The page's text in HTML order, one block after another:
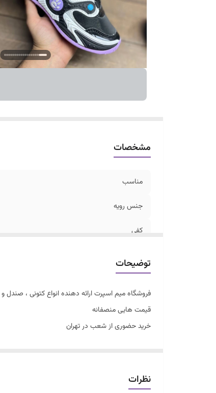
مشخصات
مناسب
جنس رویه
کفی
توضیحات
فروشگاه میم اسپرت ارائه دهنده انواع کتونی ، صندل و
قیمت هایی منصفانه
خرید حضوری از شعب در تهران
سایزبندی ۳۱ تا ۳۵
نظرات